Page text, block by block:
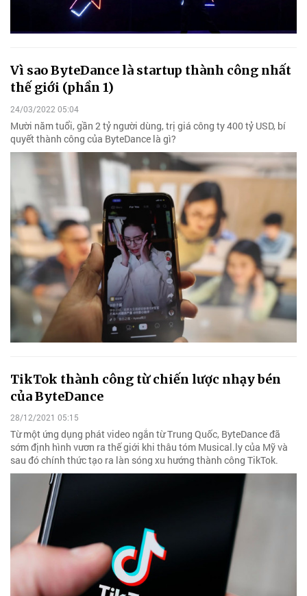
Vì sao ByteDance là startup thành công nhất
thế giới (phần 1)
24/03/2022 05:04
Mười năm tuổi, gần 2 tỷ người dùng, trị giá công ty 400 tỷ USD, bí
quyết thành công của ByteDance là gì?
TikTok thành công từ chiến lược nhạy bén
của ByteDance
28/12/2021 05:15
Từ một ứng dụng phát video ngắn từ Trung Quốc, ByteDance đã
sớm định hình vươn ra thế giới khi thâu tóm Musical.ly của Mỹ và
sau đó chính thức tạo ra làn sóng xu hướng thành công TikTok.